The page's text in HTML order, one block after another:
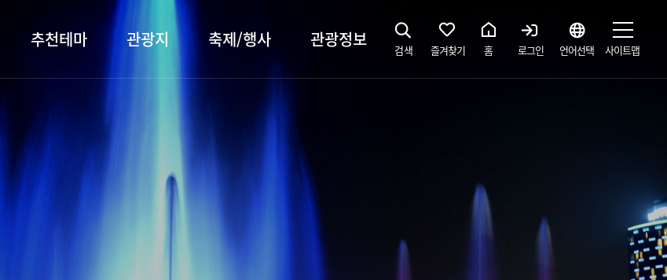
추천테마
행주산성
서오릉/서삼릉
장항습지
누리길
벚꽃명소
관광지 축제/행사
행사소개
프로그램 안내
관광정보
대표먹거리
전통시장
문화관광해설사 예약하기
해설사 공간
검색 즐겨찾기 홈 로그인 언어선택 사이트맵